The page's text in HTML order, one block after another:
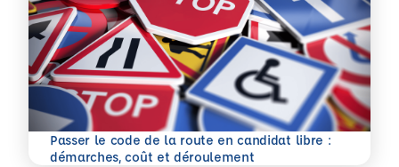
Passer le code de la route en candidat libre :
démarches, coût et déroulement
En savoir plus